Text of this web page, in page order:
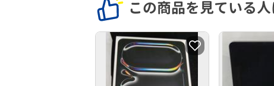
この商品を見ている